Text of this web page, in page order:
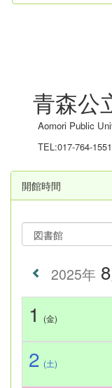
青森公
Aomori Public
TEL:017-764-1551
開館時間
2025年
1 (金)
2 (土)